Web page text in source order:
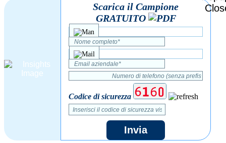
Scarica il Campione
GRATUITO
Codice di sicurezza
Invia